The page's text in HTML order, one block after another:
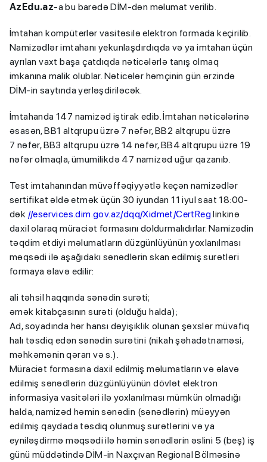
AzEdu.az-a bu barədə DİM-dən məlumat verilib.
İmtahan kompüterlər vasitəsilə elektron formada keçirilib.
Namizədlər imtahanı yekunlaşdırdıqda və ya imtahan üçün
ayrılan vaxt başa çatdıqda nəticələrlə tanış olmaq
imkanına malik olublar. Nəticələr həmçinin gün ərzində
DİM-in saytında yerləşdiriləcək.
İmtahanda 147 namizəd iştirak edib. İmtahan nəticələrinə
əsasən, BB1 altqrupu üzrə 7 nəfər, BB2 altqrupu üzrə
7 nəfər, BB3 altqrupu üzrə 14 nəfər, BB4 altqrupu üzrə 19
nəfər olmaqla, ümumilikdə 47 namizəd uğur qazanıb.
Test imtahanından müvəffəqiyyətlə keçən namizədlər
sertifikat əldə etmək üçün 30 iyundan 11 iyul saat 18:00-
dək //eservices.dim.gov.az/dqq/Xidmet/CertReglinkinə
daxil olaraq müraciət formasını doldurmalıdırlar. Namizədin
təqdim etdiyi məlumatların düzgünlüyünün yoxlanılması
məqsədi ilə aşağıdakı sənədlərin skan edilmiş surətləri
formaya əlavə edilir:
ali təhsil haqqında sənədin surəti;
əmək kitabçasının surəti (olduğu halda);
Ad, soyadında hər hansı dəyişiklik olunan şəxslər müvafiq
halı təsdiq edən sənədin surətini (nikah şəhadətnaməsi,
məhkəmənin qərarı və s.).
Müraciət formasına daxil edilmiş məlumatların və əlavə
edilmiş sənədlərin düzgünlüyünün dövlət elektron
informasiya vasitələri ilə yoxlanılması mümkün olmadığı
halda, namizəd həmin sənədin (sənədlərin) müəyyən
edilmiş qaydada təsdiq olunmuş surətlərini və ya
eyniləşdirmə məqsədi ilə həmin sənədlərin əslini 5 (beş) iş
günü müddətində DİM-in Naxçıvan Regional Bölməsinə